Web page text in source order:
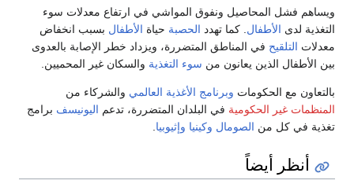
ويساهم فشل المحاصيل ونفوق المواشي في ارتفاع معدلات سوء
التغذية لدى الأطفال. كما تهدد الحصبة حياة الأطفال بسبب انخفاض
معدلات التلقيح في المناطق المتضررة، ويزداد خطر الإصابة بالعدوى
بين الأطفال الذين يعانون من سوء التغذية والسكان غير المحميين.
بالتعاون مع الحكومات وبرنامج الأغذية العالمي والشركاء من
المنظمات غير الحكومية في البلدان المتضررة، تدعم اليونيسف برامج
تغذية في كل من الصومال وكينيا وإثيوبيا.
أنظر أيضاً